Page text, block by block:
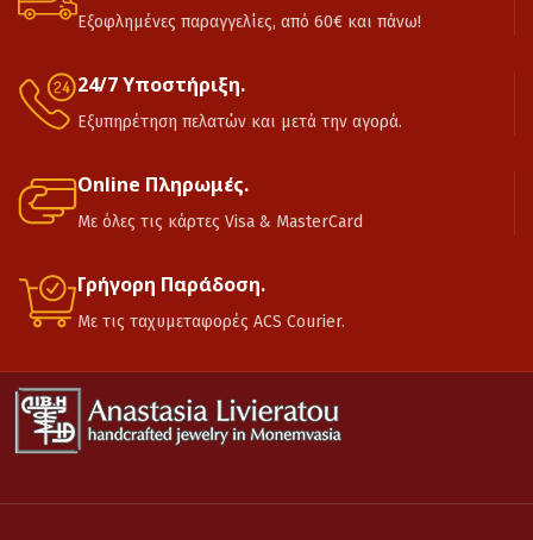
Εξοφλημένες παραγγελίες, από 60€ και πάνω!
24/7 Υποστήριξη.
Εξυπηρέτηση πελατών και μετά την αγορά.
Online Πληρωμές.
Με όλες τις κάρτες Visa & MasterCard
Γρήγορη Παράδοση.
Με τις ταχυμεταφορές ACS Courier.